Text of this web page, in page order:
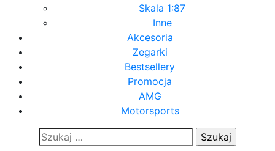
Skala 1:87
Inne
Akcesoria
Zegarki
Bestsellery
Promocja
AMG
Motorsports
Szukaj: